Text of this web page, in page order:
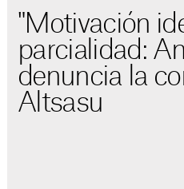
"Motivación
parcialidad:
denuncia la
Altsasu